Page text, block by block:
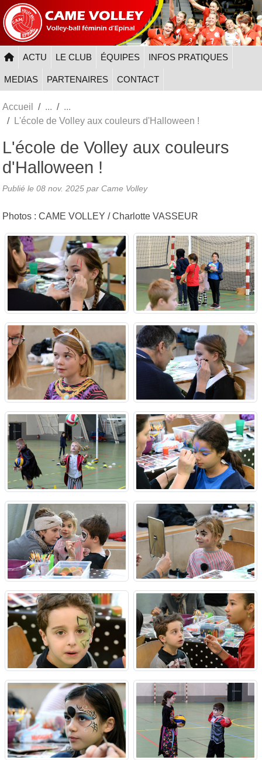
ACTU LE CLUB ÉQUIPES INFOS PRATIQUES
MEDIAS PARTENAIRES CONTACT
Accueil
L'école de Volley aux couleurs d'Halloween !
L'école de Volley aux couleurs
d'Halloween !
Publié le 08 nov. 2025 par Came Volley
Photos : CAME VOLLEY / Charlotte VASSEUR
Panneau de gestion des cookies